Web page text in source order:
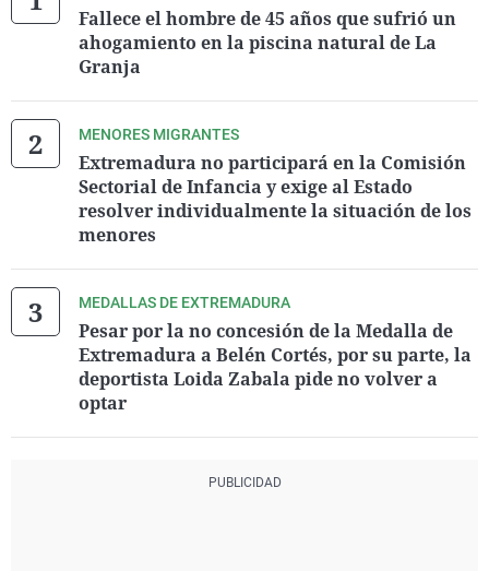
Fallece el hombre de 45 años que sufrió un
ahogamiento en la piscina natural de La
Granja
MENORES MIGRANTES
Extremadura no participará en la Comisión
Sectorial de Infancia y exige al Estado
resolver individualmente la situación de los
menores
MEDALLAS DE EXTREMADURA
Pesar por la no concesión de la Medalla de
Extremadura a Belén Cortés, por su parte, la
deportista Loida Zabala pide no volver a
optar